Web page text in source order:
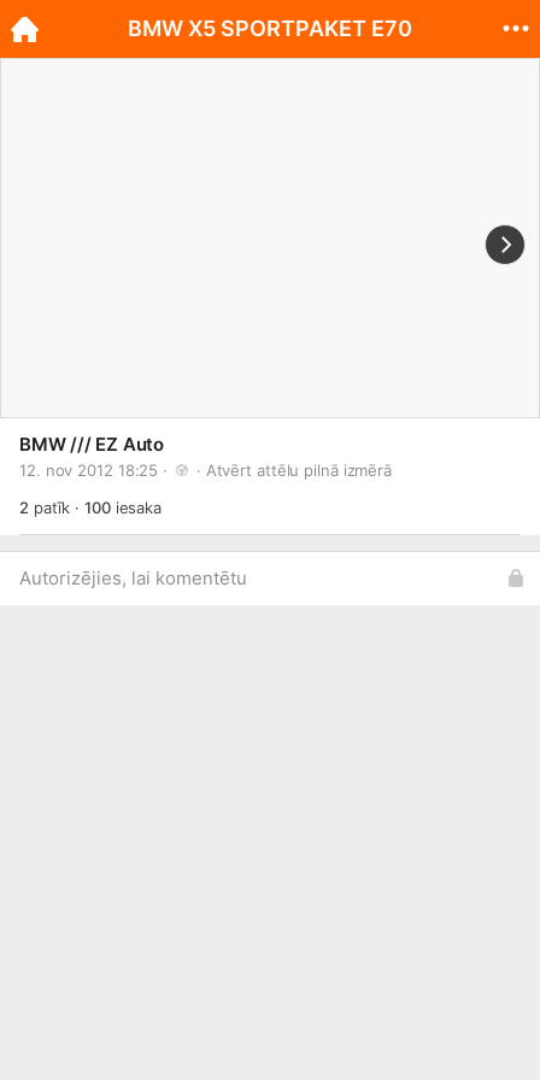
BMW /// EZ Auto
12. nov 2012 18:25 · · Atvērt attēlu pilnā izmērā
2 patīk ·100iesaka
Autorizējies, lai komentētu
BMW X5 SPORTPAKET E70